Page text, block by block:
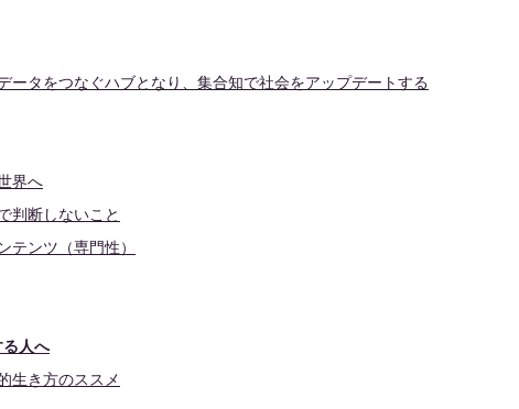
ータをつなぐハブとなり、集合知で社会をアップデートする
界へ
判断しないこと
テンツ（専門性）
人へ
生き方のススメ